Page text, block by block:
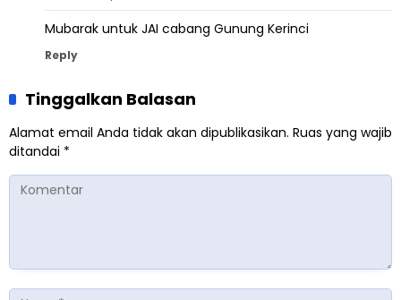
Mubarak untuk JAI cabang Gunung Kerinci
Reply
Tinggalkan Balasan
Alamat email Anda tidak akan dipublikasikan. Ruas yang wajib
ditandai *